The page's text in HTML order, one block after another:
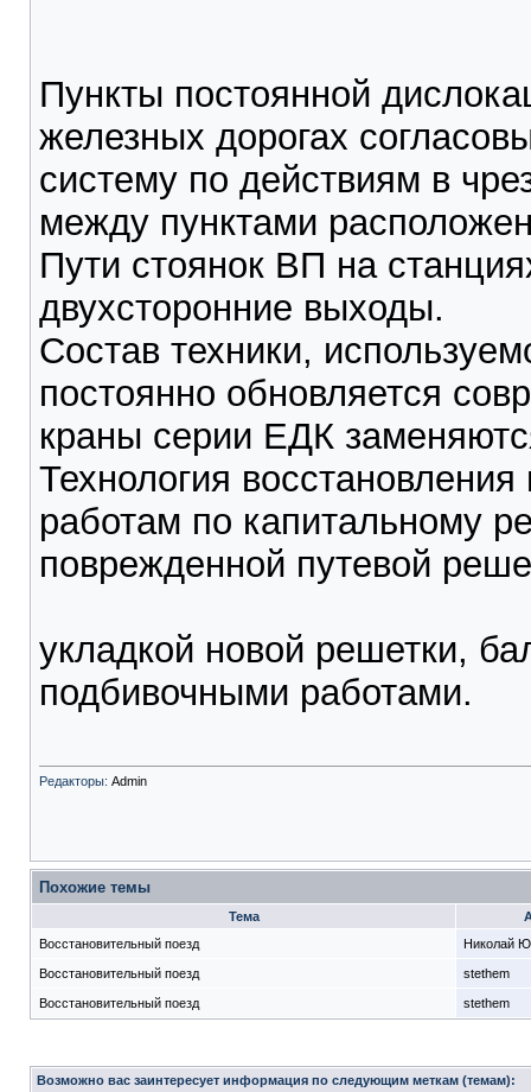
Пункты постоянной
железных дорогах
систему по действиям в
между пунктами
Пути стоянок ВП на
двухсторонние выходы.
Состав техники,
постоянно обновляется
краны серии ЕДК
Технология
работам по капитальному
поврежденной путевой
укладкой новой решетки,
подбивочными работами.
Редакторы: Admin
Похожие темы
Тема
Восстановительный поезд
Николай
Восстановительный поезд stethem
Восстановительный поезд stethem
Возможно вас заинтересует информация по следующим меткам (темам):